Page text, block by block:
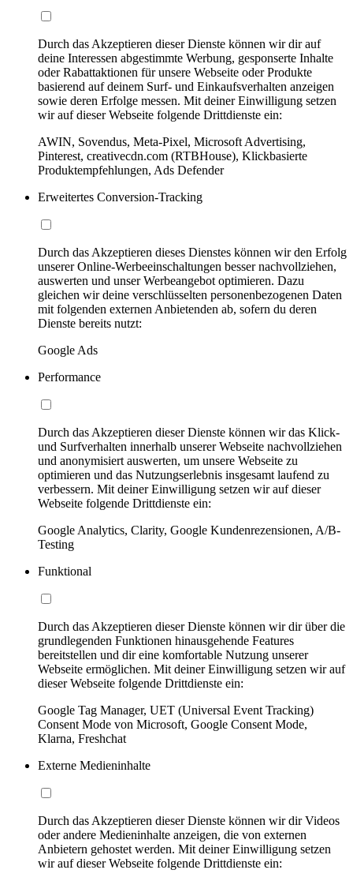
Durch das Akzeptieren dieser Dienste können wir dir auf
deine Interessen abgestimmte Werbung, gesponserte Inhalte
oder Rabattaktionen für unsere Webseite oder Produkte
basierend auf deinem Surf- und Einkaufsverhalten anzeigen
sowie deren Erfolge messen. Mit deiner Einwilligung setzen
wir auf dieser Webseite folgende Drittdienste ein:
AWIN, Sovendus, Meta-Pixel, Microsoft Advertising,
Pinterest, creativecdn.com (RTBHouse), Klickbasierte
Produktempfehlungen, Ads Defender
Erweitertes Conversion-Tracking
Durch das Akzeptieren dieses Dienstes können wir den Erfolg
unserer Online-Werbeeinschaltungen besser nachvollziehen,
auswerten und unser Werbeangebot optimieren. Dazu
gleichen wir deine verschlüsselten personenbezogenen Daten
mit folgenden externen Anbietenden ab, sofern du deren
Dienste bereits nutzt:
Google Ads
Performance
Durch das Akzeptieren dieser Dienste können wir das Klick-
und Surfverhalten innerhalb unserer Webseite nachvollziehen
und anonymisiert auswerten, um unsere Webseite zu
optimieren und das Nutzungserlebnis insgesamt laufend zu
verbessern. Mit deiner Einwilligung setzen wir auf dieser
Webseite folgende Drittdienste ein:
Google Analytics, Clarity, Google Kundenrezensionen, A/B-
Testing
Funktional
Durch das Akzeptieren dieser Dienste können wir dir über die
grundlegenden Funktionen hinausgehende Features
bereitstellen und dir eine komfortable Nutzung unserer
Webseite ermöglichen. Mit deiner Einwilligung setzen wir auf
dieser Webseite folgende Drittdienste ein:
Google Tag Manager, UET (Universal Event Tracking)
Consent Mode von Microsoft, Google Consent Mode,
Klarna, Freshchat
Externe Medieninhalte
Durch das Akzeptieren dieser Dienste können wir dir Videos
oder andere Medieninhalte anzeigen, die von externen
Anbietern gehostet werden. Mit deiner Einwilligung setzen
wir auf dieser Webseite folgende Drittdienste ein: